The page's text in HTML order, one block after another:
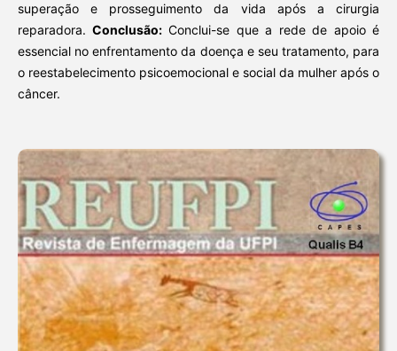
superação e prosseguimento da vida após a cirurgia
reparadora.Conclusão: Conclui-se que a rede de apoio é
essencial no enfrentamento da doença e seu tratamento, para
o reestabelecimento psicoemocional e social da mulher após o
câncer.